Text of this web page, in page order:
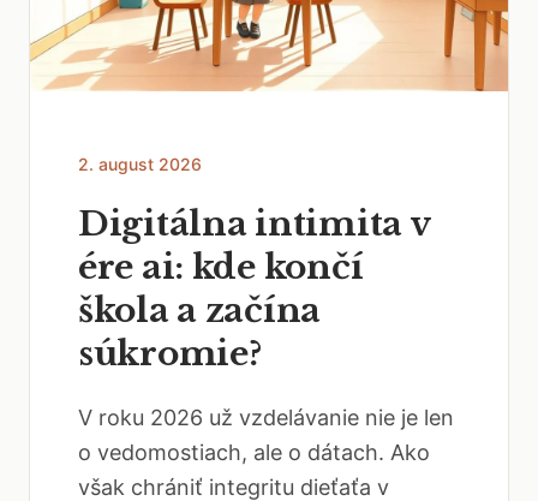
2. august 2026
Digitálna intimita v
ére ai: kde končí
škola a začína
súkromie?
V roku 2026 už vzdelávanie nie je len
o vedomostiach, ale o dátach. Ako
však chrániť integritu dieťaťa v